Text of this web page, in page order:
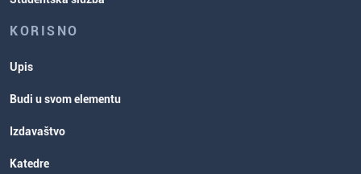
KORISNO
Upis
Budi u svom elementu
Izdavaštvo
Katedre